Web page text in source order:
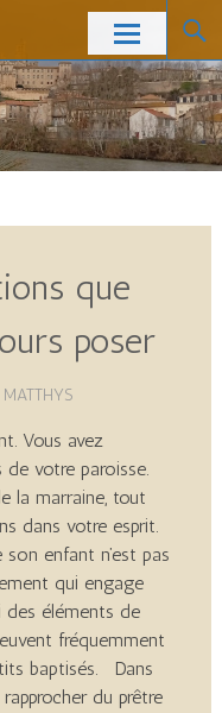
Skip
to
content
que
poser
Vous avez
de votre paroisse.
la marraine, tout
dans votre esprit.
son enfant n’est pas
qui engage
des éléments de
fréquemment
baptisés. Dans
du prêtre